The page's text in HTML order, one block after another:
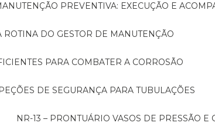
MANUTENÇÃO PREVENTIVA: EXECUÇÃO E
ROTINA DO GESTOR DE MANUTENÇÃO
PARA COMBATER A CORROSÃO
DE SEGURANÇA PARA TUBULAÇÕES
NR-13 – PRONTUÁRIO VASOS DE PRESSÃO E